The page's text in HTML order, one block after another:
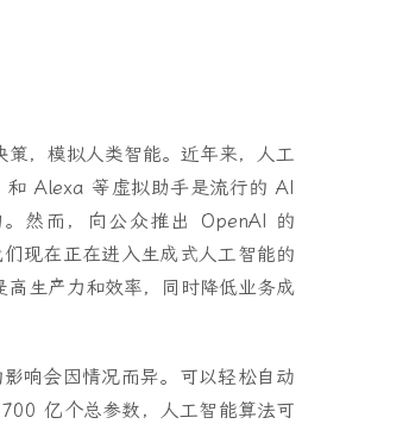
，模拟人类智能。近年来，人工
和 Alexa 等虚拟助手是流行的 AI
然而，向公众推出 OpenAI 的
现在正在进入生成式人工智能的
生产力和效率，同时降低业务成
响会因情况而异。可以轻松自动
亿个总参数，人工智能算法可